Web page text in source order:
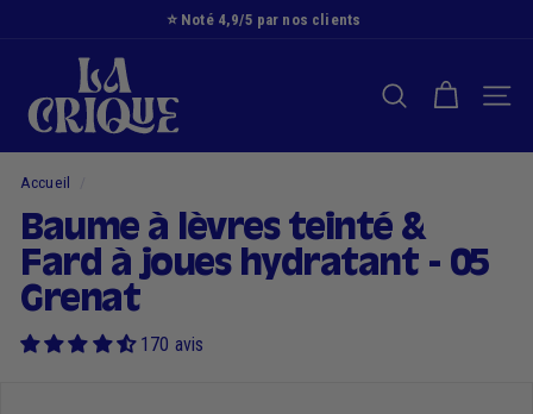
⭐️ Noté 4,9/5 par nos clients
a
C
r
i
q
u
e
RECHERCHER
Accueil
Baume à lèvres teinté &
Fard à joues hydratant - 05
Grenat
170 avis